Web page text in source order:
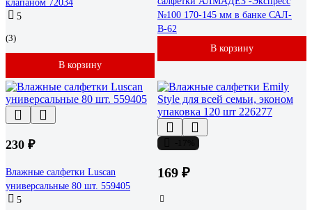
клапаном 72034
5
(3)
В корзину
№100 170-145 мм в банке САЛ-
В-62
В корзину
230 ₽
Влажные салфетки Luscan
универсальные 80 шт. 559405
5
169 ₽